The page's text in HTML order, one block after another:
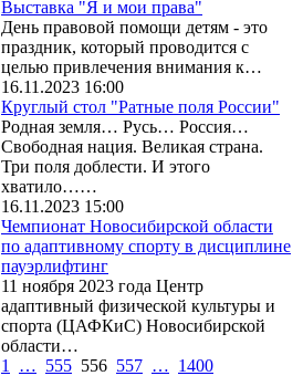
Выставка "Я и мои права"
День правовой помощи детям - это
праздник, который проводится с
целью привлечения внимания к…
16.11.2023 16:00
Круглый стол "Ратные поля России"
Родная земля… Русь… Россия…
Свободная нация. Великая страна.
Три поля доблести. И этого
хватило……
16.11.2023 15:00
Чемпионат Новосибирской области
по адаптивному спорту в дисциплине
пауэрлифтинг
11 ноября 2023 года Центр
адаптивный физической культуры и
спорта (ЦАФКиС) Новосибирской
области…
1
… 555 556 557 … 1400